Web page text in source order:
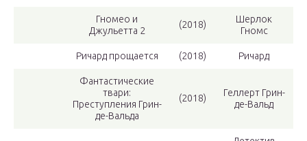
Гномео и
Джульетта 2
(2018)
Шерлок
Гномс
Ричард прощается (2018) Ричард
Фантастические
твари:
Преступления Грин-
де-Вальда
(2018)
Геллерт Грин-
де-Вальд